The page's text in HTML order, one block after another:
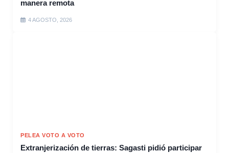
manera remota
4 AGOSTO, 2026
PELEA VOTO A VOTO
Extranjerización de tierras: Sagasti pidió participar